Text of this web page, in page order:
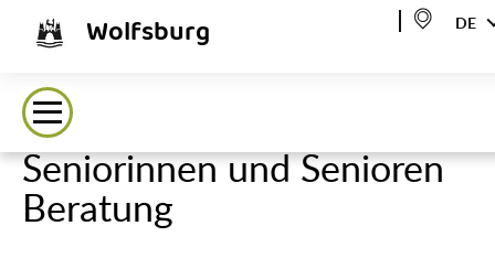
Wolfsburg DE
Seniorinnen und Senioren
Beratung